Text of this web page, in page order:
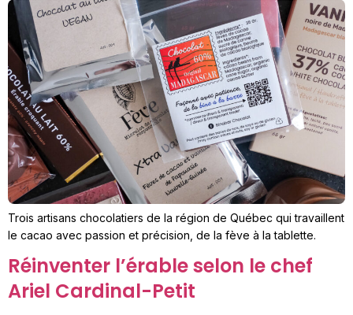
Trois artisans chocolatiers de la région de Québec qui travaillent
le cacao avec passion et précision, de la fève à la tablette.
Réinventer l’érable selon le chef
Ariel Cardinal-Petit